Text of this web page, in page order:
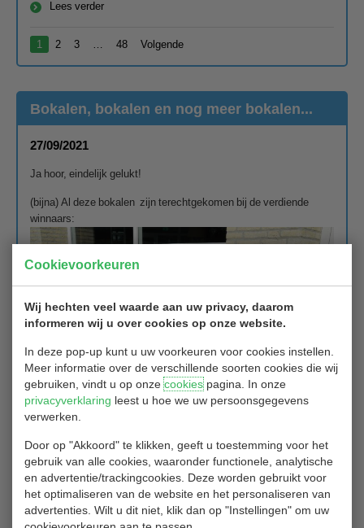
Cookievoorkeuren
Wij hechten veel waarde aan uw privacy, daarom
informeren wij u over cookies op onze website.
In deze pop-up kunt u uw voorkeuren voor cookies instellen.
Meer informatie over de verschillende soorten cookies die wij
gebruiken, vindt u op onzecookiespagina. In onze
privacyverklaring leest u hoe we uw persoonsgegevens
verwerken.
Door op "Akkoord" te klikken, geeft u toestemming voor het
gebruik van alle cookies, waaronder functionele, analytische
en advertentie/trackingcookies. Deze worden gebruikt voor
het optimaliseren van de website en het personaliseren van
advertenties. Wilt u dit niet, klik dan op "Instellingen" om uw
Lees verder
1 2 3 48 Volgende
Bokalen, bokalen en nog meer bokalen...
27/09/2021
Ja hoor, eindelijk gelukt!
(bijna) Al deze bokalen zijn terechtgekomen bij de verdiende
winnaars:
Dit waren ze:
Eindklassement Wintereclectic 2020-2021: